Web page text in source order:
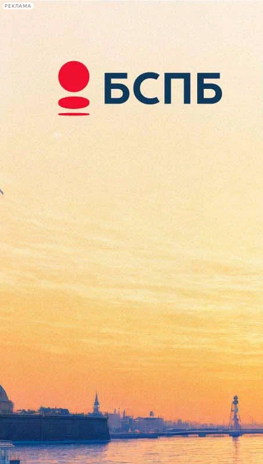
РЕКЛАМА
Сегодня:
2026.08.10
11:32
Афиша Plus
Гендиректор Третьяковской
галереи получит выговор
после кражи Куинджи
Версия для печати
Генеральному директору Третьяковской галереи Зельфире
Трегуловой будет объявлен выговор после скандальной кражи
картины Архипа Куинджи. Об этом 11 февраля сообщает РБК